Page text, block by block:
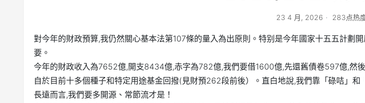
23 4 月, 2026 283点热
對今年的財政預算,我仍然關心基本法第107條的量入為出原則。特别是今年國家十五五計劃
要。
今年的財政收入為7652億,開支8434億,赤字為782億,我們要借1600億,先還舊債卷597億,
自於目前十多個種子和特定用途基金回撥(見財預262段前後）。直白地說,我們靠「碌咭」
長遠而言,我們要多開源、常節流才是！